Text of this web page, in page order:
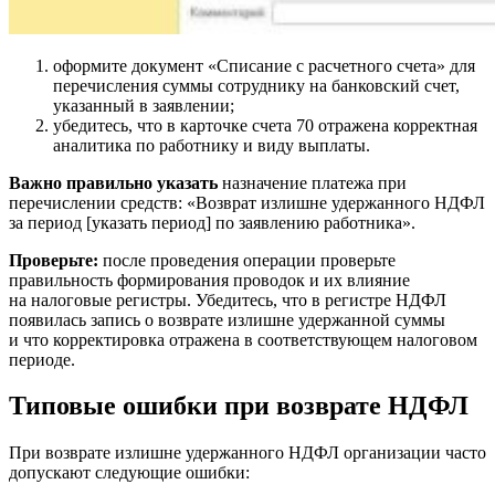
оформите документ «Списание с расчетного счета» для
перечисления суммы сотруднику на банковский счет,
указанный в заявлении;
убедитесь, что в карточке счета 70 отражена корректная
аналитика по работнику и виду выплаты.
Важно правильно указать назначение платежа при
перечислении средств: «Возврат излишне удержанного НДФЛ
за период [указать период] по заявлению работника».
Проверьте: после проведения операции проверьте
правильность формирования проводок и их влияние
на налоговые регистры. Убедитесь, что в регистре НДФЛ
появилась запись о возврате излишне удержанной суммы
и что корректировка отражена в соответствующем налоговом
периоде.
Типовые ошибки при возврате НДФЛ
При возврате излишне удержанного НДФЛ организации часто
допускают следующие ошибки: